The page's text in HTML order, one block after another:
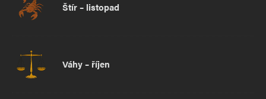
Štír – listopad
Váhy – říjen